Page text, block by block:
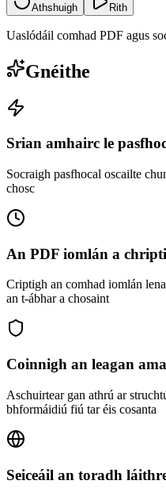
Athshuigh Rith
Uaslódáil comhad PDF agus
Gnéithe
Srian amhairc le
Socraigh pasfhocal oscailte
chosc
An PDF iomlán a
Criptigh an comhad iomlán
an t-ábhar a chosaint
Coinnigh an leagan
Aschuirtear gan athrú ar
bhformáidiú fiú tar éis cosanta
Seiceáil an toradh